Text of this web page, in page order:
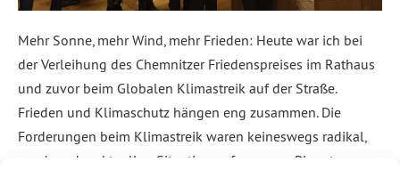
Mehr Sonne, mehr Wind, mehr Frieden: Heute war ich bei
der Verleihung des Chemnitzer Friedenspreises im Rathaus
und zuvor beim Globalen Klimastreik auf der Straße.
Frieden und Klimaschutz hängen eng zusammen. Die
Forderungen beim Klimastreik waren keineswegs radikal,
sondern der aktuellen Situation auf unserem Planeten